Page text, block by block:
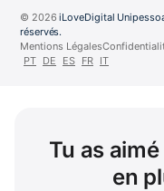
© 2026iLoveDigital
réservés.
Mentions Légales
PT DE ES FR IT
Tu as
en